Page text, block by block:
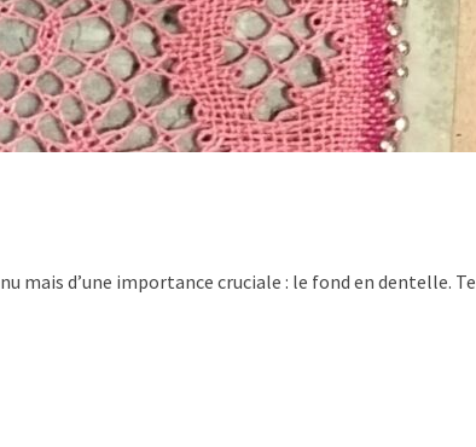
d’une importance cruciale : le fond en dentelle.